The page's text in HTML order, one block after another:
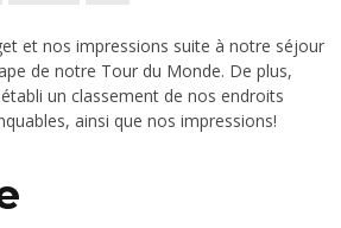
et nos impressions suite à notre séjour
de notre Tour du Monde. De plus,
un classement de nos endroits
ainsi que nos impressions!